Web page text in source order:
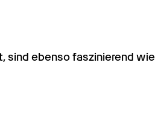
sind ebenso faszinierend wie